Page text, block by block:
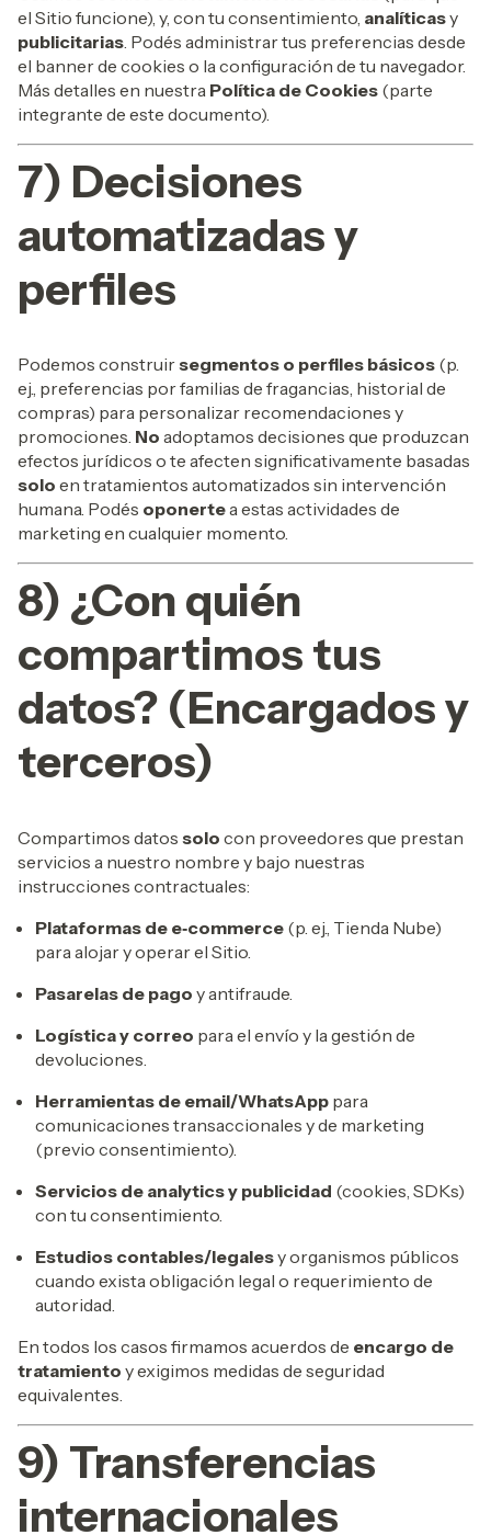
el Sitio funcione), y, con tu consentimiento, analíticasy
publicitarias. Podés administrar tus preferencias desde
el banner de cookies o la configuración de tu navegador.
Más detalles en nuestra Política de Cookies (parte
integrante de este documento).
7) Decisiones
automatizadas y
perfiles
Podemos construirsegmentos o perfiles básicos (p.
ej., preferencias por familias de fragancias, historial de
compras) para personalizar recomendaciones y
promociones. No adoptamos decisiones que produzcan
efectos jurídicos o te afecten significativamente basadas
solo en tratamientos automatizados sin intervención
humana. Podés oponertea estas actividades de
marketing en cualquier momento.
8) ¿Con quién
compartimos tus
datos? (Encargados y
terceros)
Compartimos datos solo con proveedores que prestan
servicios a nuestro nombre y bajo nuestras
instrucciones contractuales:
Plataformas de e‑commerce (p. ej., Tienda Nube)
para alojar y operar el Sitio.
Pasarelas de pago y antifraude.
Logística y correo para el envío y la gestión de
devoluciones.
Herramientas de email/WhatsApp para
comunicaciones transaccionales y de marketing
(previo consentimiento).
Servicios de analytics y publicidad (cookies, SDKs)
con tu consentimiento.
Estudios contables/legalesy organismos públicos
cuando exista obligación legal o requerimiento de
autoridad.
En todos los casos firmamos acuerdos de encargo de
tratamiento y exigimos medidas de seguridad
equivalentes.
9) Transferencias
internacionales